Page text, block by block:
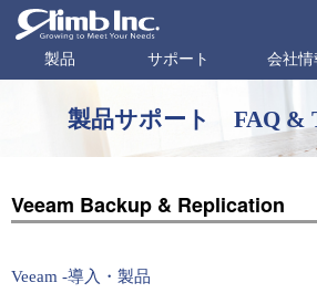
製品 サポート 会社情
製品サポート FAQ &
Veeam Backup & Replication
Veeam -導入・製品